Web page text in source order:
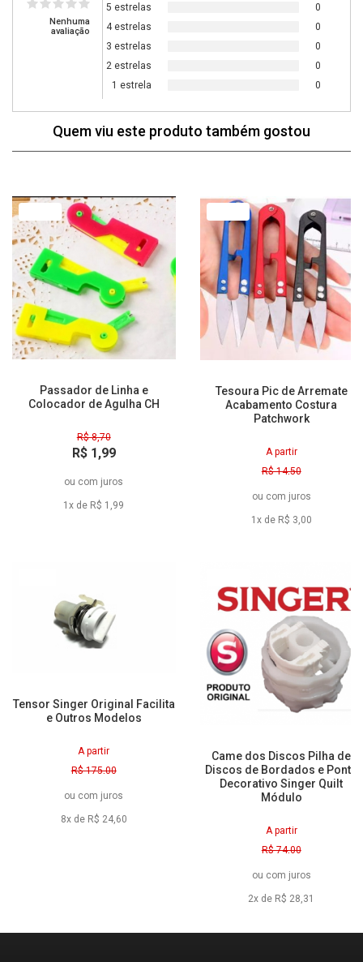
Nenhuma
avaliação
5 estrelas
0
4 estrelas
0
3 estrelas
0
2 estrelas
0
1 estrela
0
Quem viu este produto também gostou
Passador de Linha e
Colocador de Agulha CH
R$ 8,70
R$ 1,99
ou
1x de R$ 1,99
com juros
Tesoura Pic de Arremate
Acabamento Costura
Patchwork
A partir
R$ 14,50
à vista
ou
1x de R$ 3,00
com juros
Tensor Singer Original Facilita
e Outros Modelos
A partir
R$ 175,00
à vista
ou
8x de R$ 24,60
com juros
Came dos Discos Pilha de
Discos de Bordados e Ponto
Decorativo Singer Quilt
Módulo
A partir
R$ 74,00
à vista
ou
2x de R$ 28,31
com juros